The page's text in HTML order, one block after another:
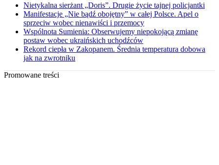
Nietykalna sierżant „Doris”. Drugie życie tajnej policjantki
Manifestacje „Nie bądź obojętny” w całej Polsce. Apel o
sprzeciw wobec nienawiści i przemocy
Wspólnota Sumienia: Obserwujemy niepokojącą zmianę
postaw wobec ukraińskich uchodźców
Rekord ciepła w Zakopanem. Średnia temperatura dobowa
jak na zwrotniku
Promowane treści